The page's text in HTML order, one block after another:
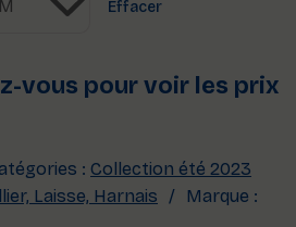
Effacer
vous pour voir les prix
: Collection été 2023
Laisse, Harnais
Marque :